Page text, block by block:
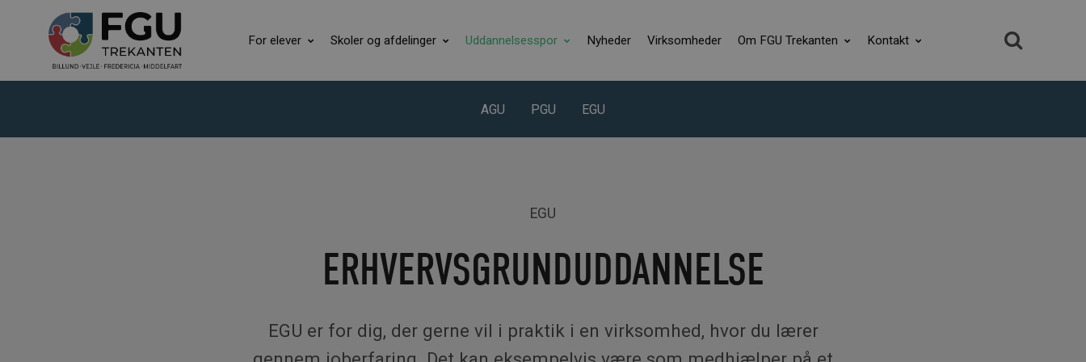
For elever Skoler og afdelinger Uddannelsesspor Nyheder Virksomheder Om FGU Trekanten Kontakt
AGU PGU EGU
EGU
ERHVERVSGRUNDUDDANNELSE
EGU er for dig, der gerne vil i praktik i en virksomhed, hvor du lærer